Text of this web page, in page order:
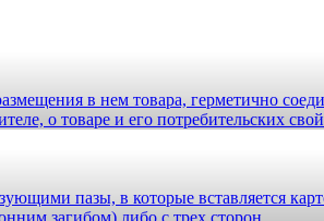
в нем товара, герметично
о товаре и его потребительских
пазы, в которые вставляется